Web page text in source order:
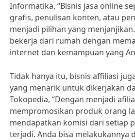
Informatika, “Bisnis jasa online
grafis, penulisan konten, atau
menjadi pilihan yang
bekerja dari rumah dengan
internet dan kemampuan yang
Tidak hanya itu, bisnis affiliasi
yang menarik untuk dikerjakan
Tokopedia, “Dengan menjadi
mempromosikan produk orang
mendapatkan komisi dari setiap
terjadi. Anda bisa melakukannya